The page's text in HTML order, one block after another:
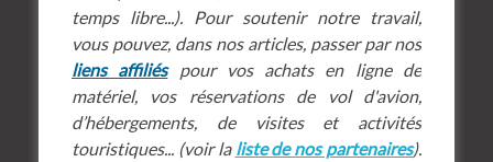
temps libre...). Pour soutenir notre travail,
vous pouvez, dans nos articles, passer par nos
liens affiliéspour vos achats en ligne de
matériel, vos réservations de vol d'avion,
d’hébergements, de visites et activités
touristiques... (voir la liste de nos partenaires).